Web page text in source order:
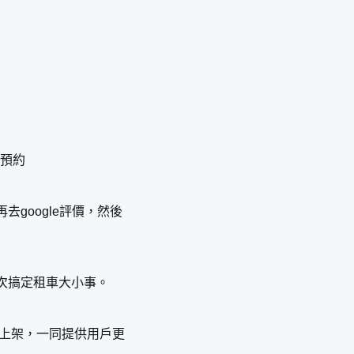
約
去google評價，然後
搞定租車大小事。
架，一同提供用戶更